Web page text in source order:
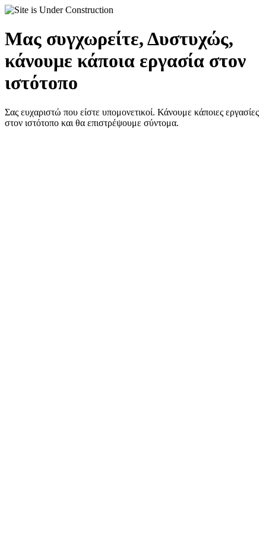
Μας συγχωρείτε, Δυστυχώς,
κάνουμε κάποια εργασία στον
ιστότοπο
Σας ευχαριστώ που είστε υπομονετικοί. Κάνουμε κάποιες εργασίες
στον ιστότοπο και θα επιστρέψουμε σύντομα.